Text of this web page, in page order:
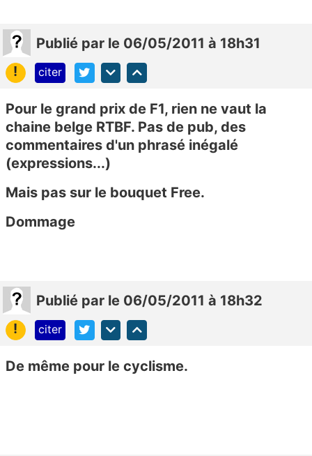
Publié par le 06/05/2011 à 18h31
!
citer
Pour le grand prix de F1, rien ne vaut la
chaine belge RTBF. Pas de pub, des
commentaires d'un phrasé inégalé
(expressions...)
Mais pas sur le bouquet Free.
Dommage
Publié par le 06/05/2011 à 18h32
!
citer
De même pour le cyclisme.